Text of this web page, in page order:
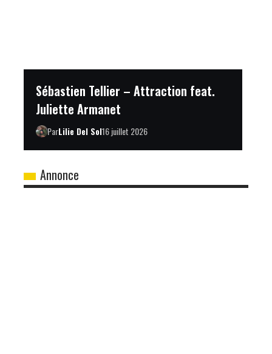
Sébastien Tellier – Attraction feat.
Juliette Armanet
ParLilie Del Sol16 juillet 2026
Annonce